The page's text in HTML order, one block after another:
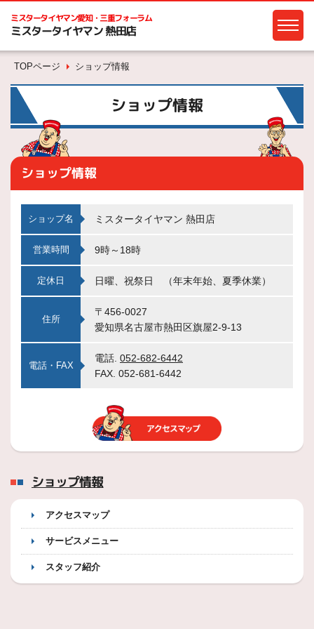
ミスタータイヤマン愛知・三重フォーラム
ミスタータイヤマン 熱田店
TOPページ ショップ情報
ショップ情報
ショップ情報
ショップ名 ミスタータイヤマン 熱田店
営業時間 9時～18時
定休日 日曜、祝祭日 （年末年始、夏季休業）
住所
〒456-0027
愛知県名古屋市熱田区旗屋2-9-13
電話・FAX
電話. 052-682-6442
FAX. 052-681-6442
ショップ情報
アクセスマップ
サービスメニュー
スタッフ紹介